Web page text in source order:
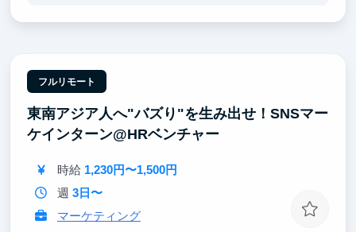
し、メリハリのある授業を一緒に作っていきます。
日本語を通じて、夢に向かって頑張るインドネシアの
若者を応援しませんか？
フルリモート
東南アジア人へ"バズり"を生み出せ！SNSマー
ケインターン@HRベンチャー
時給 1,230円〜1,500円
週 3日〜
マーケティング